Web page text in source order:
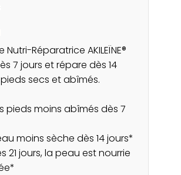
Nutri-Réparatrice AKILEÏNE®
7 jours et répare dès 14
secs et abîmés.
pieds moins abîmés dès 7
moins sèche dès 14 jours*
21 jours, la peau est nourrie